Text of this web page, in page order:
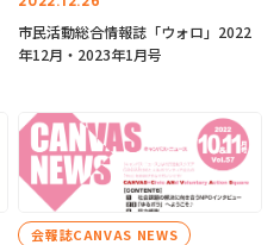
市民活動総合情報誌「ウォロ」2022
年12月・2023年1月号
会報誌CANVAS NEWS